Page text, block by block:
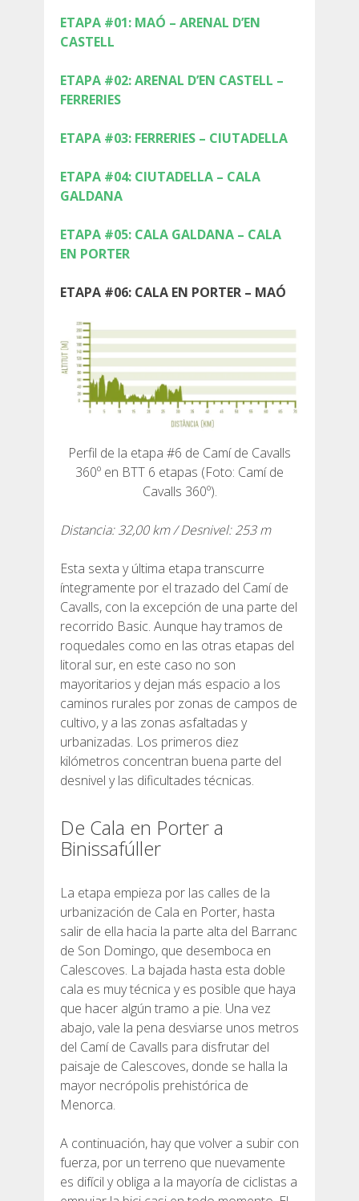
COMPROMISO AMBIENTAL
0º PLÁSTICO
ESTUDIO SOBRE LOS PLÁSTICOS EN EL CAMÍ DE
RECUPERACIÓN DE TORRENTES
ESPAÑOL
CATALÀ
ENGLISH
ETAPA #01: MAÓ – ARENAL D’EN
CASTELL
ETAPA #02: ARENAL D’EN CASTELL –
FERRERIES
ETAPA #03: FERRERIES – CIUTADELLA
ETAPA #04: CIUTADELLA – CALA
GALDANA
ETAPA #05: CALA GALDANA – CALA
EN PORTER
ETAPA #06: CALA EN PORTER – MAÓ
Perfil de la etapa #6 de Camí de Cavalls
360º en BTT 6 etapas (Foto: Camí de
Cavalls 360º).
Distancia: 32,00 km / Desnivel: 253 m
Esta sexta y última etapa transcurre
íntegramente por el trazado del Camí de
Cavalls, con la excepción de una parte del
recorrido Basic. Aunque hay tramos de
roquedales como en las otras etapas del
litoral sur, en este caso no son
mayoritarios y dejan más espacio a los
caminos rurales por zonas de campos de
cultivo, y a las zonas asfaltadas y
urbanizadas. Los primeros diez
kilómetros concentran buena parte del
desnivel y las dificultades técnicas.
De Cala en Porter a
Binissafúller
La etapa empieza por las calles de la
urbanización de Cala en Porter, hasta
salir de ella hacia la parte alta del Barranc
de Son Domingo, que desemboca en
Calescoves. La bajada hasta esta doble
cala es muy técnica y es posible que haya
que hacer algún tramo a pie. Una vez
abajo, vale la pena desviarse unos metros
del Camí de Cavalls para disfrutar del
paisaje de Calescoves, donde se halla la
mayor necrópolis prehistórica de
Menorca.
A continuación, hay que volver a subir con
fuerza, por un terreno que nuevamente
es difícil y obliga a la mayoría de ciclistas a